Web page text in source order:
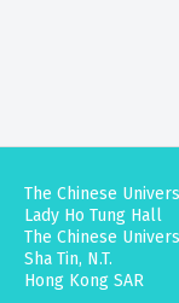
The Chinese
Lady Ho Tung Hall
The Chinese
Sha Tin, N.T.
Hong Kong SAR